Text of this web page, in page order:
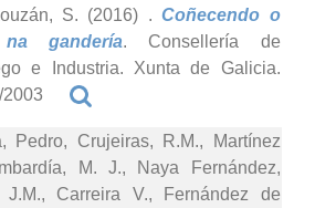
S. (2016) .Coñecendo o
na gandería. Consellería de
e Industria. Xunta de Galicia.
Pedro, Crujeiras, R.M., Martínez
M. J., Naya Fernández,
J.M., Carreira V., Fernández de